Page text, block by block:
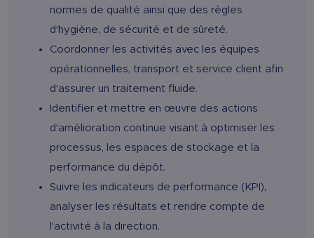
normes de qualité ainsi que des règles
d'hygiène, de sécurité et de sûreté.
Coordonner les activités avec les équipes
opérationnelles, transport et service client afin
d'assurer un traitement fluide.
Identifier et mettre en œuvre des actions
d'amélioration continue visant à optimiser les
processus, les espaces de stockage et la
performance du dépôt.
Suivre les indicateurs de performance (KPI),
analyser les résultats et rendre compte de
l'activité à la direction.